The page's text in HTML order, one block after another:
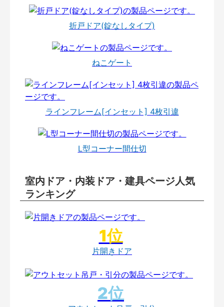
折戸ドア(錠なしタイプ)
ねこゲート
ラインフレーム[インセット] 4枚引違
L型コーナー間仕切
室内ドア・内装ドア・建具ページ人気
ランキング
片開きドア